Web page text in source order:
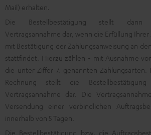
Mail) erhalten.
Die Bestellbestätigung stellt dann
Vertragsannahme dar, wenn die Erfüllung
mit Bestätigung der Zahlungsanweisung an
stattfindet. Hierzu zählen - mit Ausnahme
die unter Ziffer 7. genannten Zahlungsarten.
Rechnung stellt die
Vertragsannahme dar. Die
Versendung einer verbindlichen
innerhalb von 5 Tagen.
Die Bestellbestätigung bzw. die